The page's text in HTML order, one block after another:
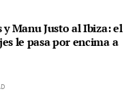
Manu Justo al Ibiza: el
le pasa por encima a